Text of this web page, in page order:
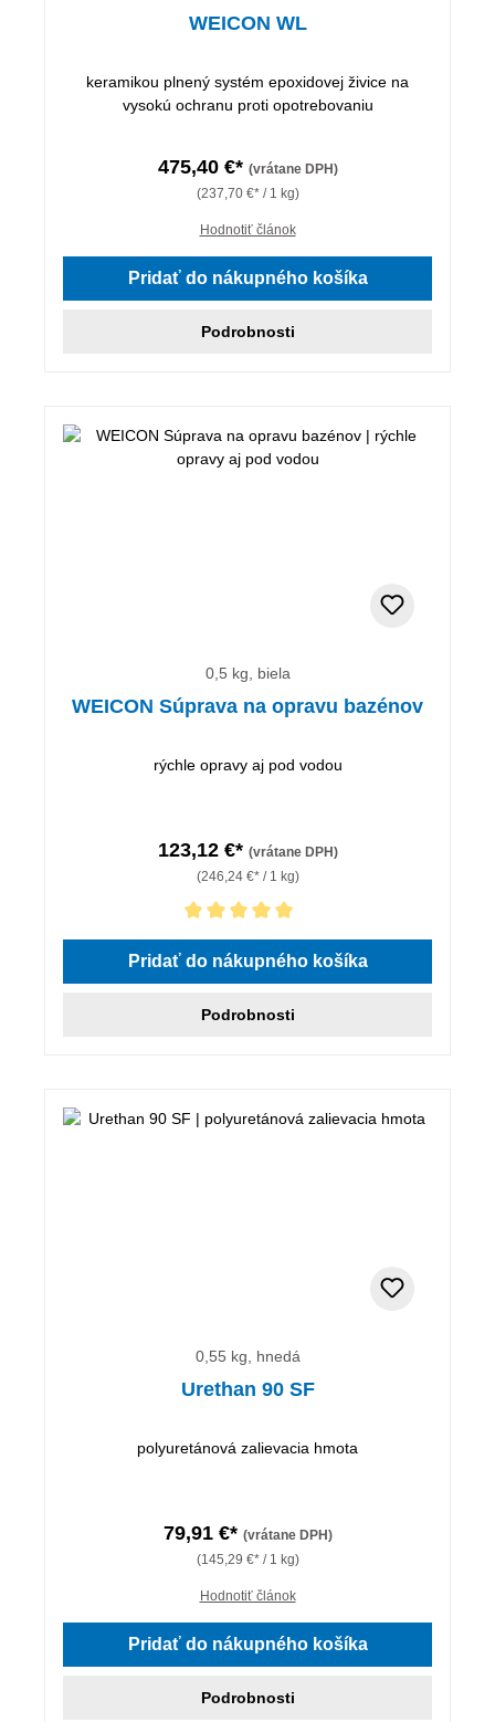
WEICON WL
keramikou plnený systém epoxidovej živice na
vysokú ochranu proti opotrebovaniu
475,40 €* (vrátane DPH)
(237,70 €* / 1 kg)
Hodnotiť článok
Pridať do nákupného košíka
Podrobnosti
0,5 kg, biela
WEICON Súprava na opravu bazénov
rýchle opravy aj pod vodou
123,12 €* (vrátane DPH)
(246,24 €* / 1 kg)
Priemerné hodnotenie 5 z 5 hviezdičiek
Pridať do nákupného košíka
Podrobnosti
0,55 kg, hnedá
Urethan 90 SF
polyuretánová zalievacia hmota
79,91 €* (vrátane DPH)
(145,29 €* / 1 kg)
Hodnotiť článok
Pridať do nákupného košíka
Podrobnosti